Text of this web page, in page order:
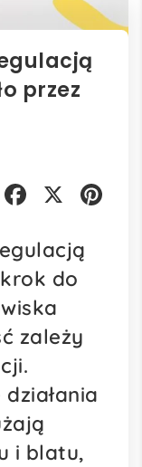
przez
do
zależy
i blatu,